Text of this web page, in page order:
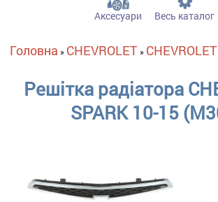
Аксесуари Весь каталог
Ви є тут
Головна » CHEVROLET»
Решітка радіатора
SPARK 10-15